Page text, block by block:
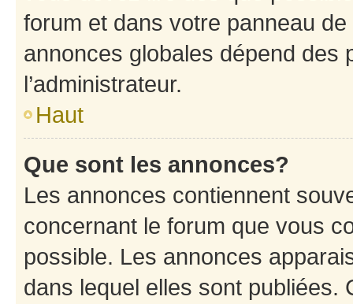
forum et dans votre panneau
annonces globales dépend des
l’administrateur.
Haut
Que sont les annonces?
Les annonces contiennent
concernant le forum que vous
possible. Les annonces
dans lequel elles sont publiées.